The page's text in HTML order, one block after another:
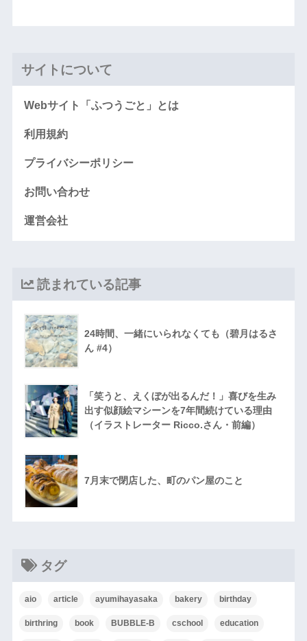
サイトについて
Webサイト「ふつうごと」とは
利用規約
プライバシーポリシー
お問い合わせ
運営会社
読まれている記事
24時間、一緒にいられなくても（碧月はるさ
ん #4）
「笑うと、えくぼが出るんだ！」喜びを生み
出す似顔絵マシーンを7年間続けている理由
（イラストレーター Ricco.さん・前編）
7月末で閉店した、町のパン屋のこと
タグ
aio article ayumihayasaka bakery birthday
birthring book BUBBLE-B cschool education